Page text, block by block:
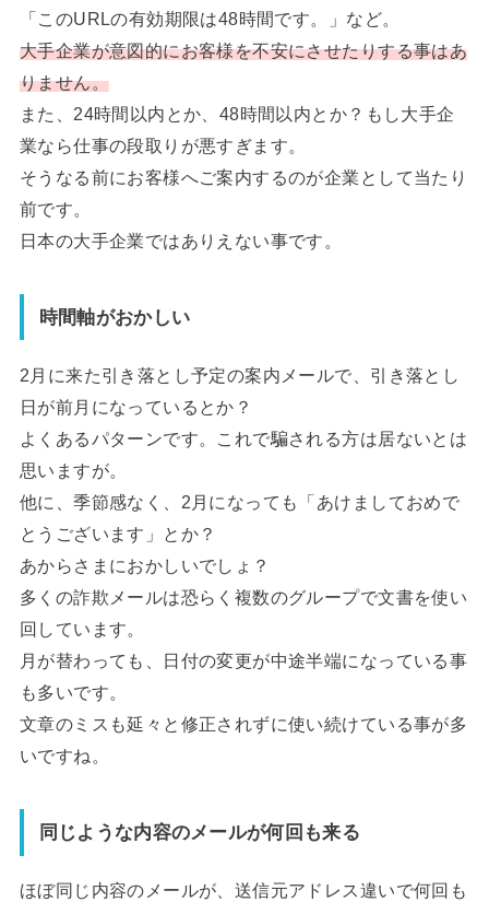
「このURLの有効期限は48時間です。」など。
大手企業が意図的にお客様を不安にさせたりする事はあ
りません。
また、24時間以内とか、48時間以内とか？もし大手企
業なら仕事の段取りが悪すぎます。
そうなる前にお客様へご案内するのが企業として当たり
前です。
日本の大手企業ではありえない事です。
時間軸がおかしい
2月に来た引き落とし予定の案内メールで、引き落とし
日が前月になっているとか？
よくあるパターンです。これで騙される方は居ないとは
思いますが。
他に、季節感なく、2月になっても「あけましておめで
とうございます」とか？
あからさまにおかしいでしょ？
多くの詐欺メールは恐らく複数のグループで文書を使い
回しています。
月が替わっても、日付の変更が中途半端になっている事
も多いです。
文章のミスも延々と修正されずに使い続けている事が多
いですね。
同じような内容のメールが何回も来る
ほぼ同じ内容のメールが、送信元アドレス違いで何回も